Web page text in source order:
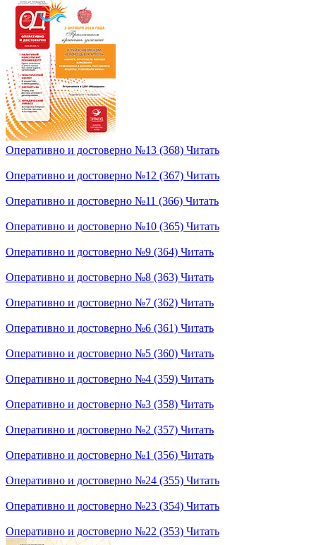
Оперативно и достоверно №13 (368) Читать
Оперативно и достоверно №12 (367) Читать
Оперативно и достоверно №11 (366) Читать
Оперативно и достоверно №10 (365) Читать
Оперативно и достоверно №9 (364) Читать
Оперативно и достоверно №8 (363) Читать
Оперативно и достоверно №7 (362) Читать
Оперативно и достоверно №6 (361) Читать
Оперативно и достоверно №5 (360) Читать
Оперативно и достоверно №4 (359) Читать
Оперативно и достоверно №3 (358) Читать
Оперативно и достоверно №2 (357) Читать
Оперативно и достоверно №1 (356) Читать
Оперативно и достоверно №24 (355) Читать
Оперативно и достоверно №23 (354) Читать
Оперативно и достоверно №22 (353) Читать